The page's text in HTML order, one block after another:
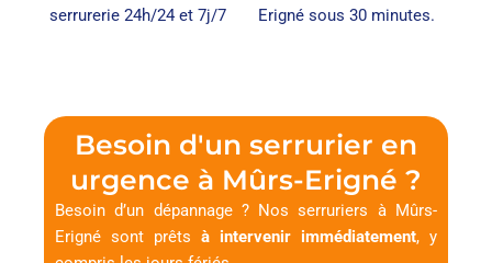
serrurerie 24h/24 et 7j/7
Erigné sous 30 minutes.
Besoin d'un serrurier en
urgence à Mûrs-Erigné ?
Besoin d’un dépannage ? Nos serruriers à Mûrs-
Erigné sont prêts à intervenir immédiatement, y